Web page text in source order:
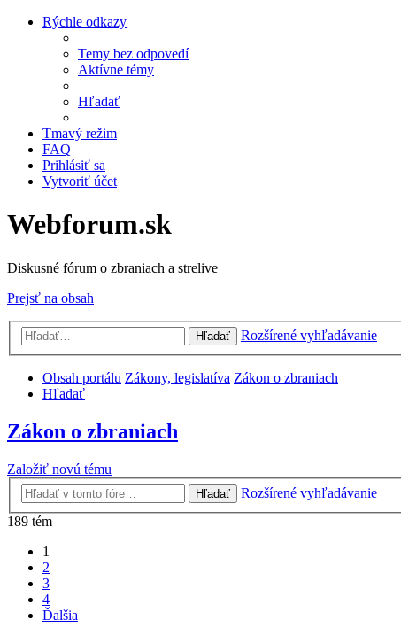
Rýchle odkazy
Temy bez odpovedí
Aktívne témy
Hľadať
Tmavý režim
FAQ
Prihlásiť sa
Vytvoriť účet
Webforum.sk
Diskusné fórum o zbraniach a strelive
Prejsť na obsah
Hľadať Rozšírené vyhľadávanie
Obsah portálu Zákony, legislatíva Zákon o zbraniach
Hľadať
Zákon o zbraniach
Založiť novú tému
Hľadať
Rozšírené vyhľadávanie
189 tém
1
2
3
4
Ďalšia